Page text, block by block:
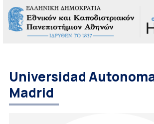
Universidad
Madrid